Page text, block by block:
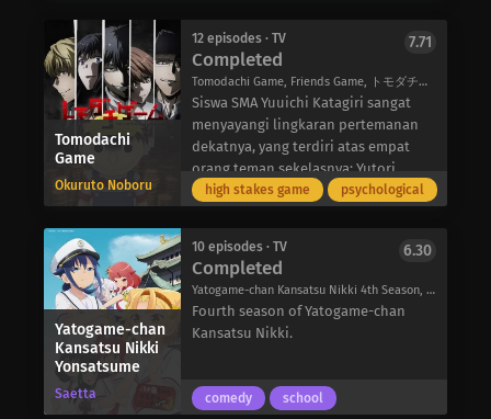
Namun, apakah tujuan Menou yang
sebenarnya adalah untuk membantu
yang Tersesat-atau sebaliknya?
mengumpulkan informasi intelijen
tentang politisi terkemuka Donovan
Desmond, yang jarang muncul di
depan umum di sekolah putra-
putranya: Eden Academy yang
bergengsi. Meminta bantuan pegawai
balai kota yang belum menikah, Yor
Briar, untuk bertindak sebagai
istrinya dan mengadopsi anak yatim
penasaran, Anya, sebagai putrinya,
Loid memberlakukan rencana
besarnya. Dia akan mendaftarkan
Anya ke Eden Academy, di mana Loid
berharap Anya akan berprestasi dan
bertemu dengan Donovan tanpa
menimbulkan kecurigaan.
terhenti, Empat Pahlawan Utama
berkumpul kembali dengan ratu,
Mirelia Q Melromarc, untuk
mendapatkan pengarahan singkat.
Sang ratu menduga bahwa kejadian-
kejadian aneh tersebut berkaitan
dengan Kura-Kura Roh – makhluk
yang mengancam yang telah
kembali menimbulkan malapetaka
sekali lagi. Sebuah rencana untuk
mengistirahatkan Roh Kura-kura pun
disusun-tetapi dari keempat pria itu,
hanya Pahlawan Perisai yang
Tomodachi
Game
Okuruto Noboru
12 episodes · TV
Completed
Tomodachi Game, Friends Game, トモダチゲーム
7.71
Siswa SMA Yuuichi Katagiri sangat
menyayangi lingkaran pertemanan
dekatnya, yang terdiri atas empat
orang teman sekelasnya: Yutori
Kokorogi, Shiho Sawaragi, Makoto
sekolah yang akan datang dicuri,
insiden tersebut menyebabkan
Shiho dan Makoto-yang telah
ditugaskan untuk mengumpulkan
Segera setelah itu, Yuuichi dan
teman-temannya tertipu untuk
high stakes game psychological
Yatogame-chan
Kansatsu Nikki
Yonsatsume
Saetta
10 episodes · TV
Completed
Yatogame-chan Kansatsu Nikki 4th Season, 八十亀ちゃんかんさつにっき 4さつめ
6.30
Fourth season of Yatogame-chan
Kansatsu Nikki.
comedy school